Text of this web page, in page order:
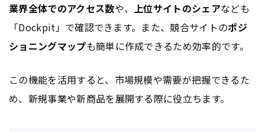
業界全体でのアクセス数や、 上位サイトのシェアなども
「Dockpit」で確認できます。また、競合サイトのポジ
ショニングマップも簡単に作成できるため効率的です。
この機能を活用すると、市場規模や需要が把握できるた
め、新規事業や新商品を展開する際に役立ちます。